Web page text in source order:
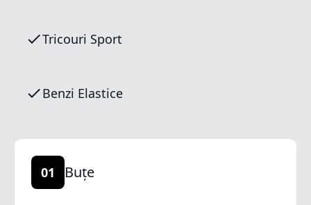
Tricouri Sport
Benzi Elastice
01 Buțe